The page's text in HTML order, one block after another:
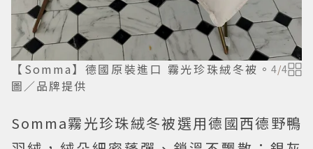
【Somma】德國原裝進口 霧光珍珠絨冬被。
圖／品牌提供
4/4
Somma霧光珍珠絨冬被選用德國西德野鴨